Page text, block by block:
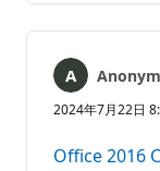
ト
あ
り
せ
2024年7月22日
Office 2016